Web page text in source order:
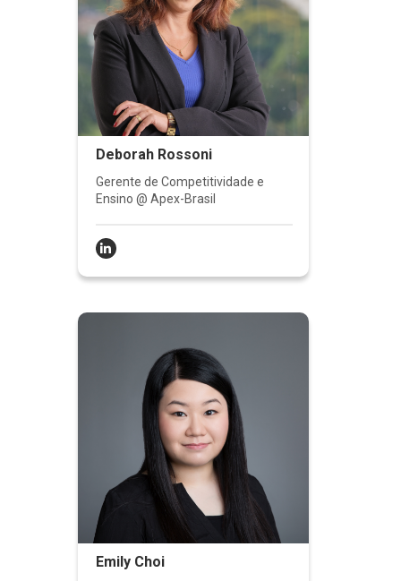
Deborah Rossoni
Gerente de Competitividade e
Ensino @ Apex-Brasil
Emily Choi